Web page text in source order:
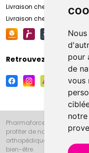
pour
de
vous
Livraison chez vous
Livraison chez votre
Retrouvez-nous sur
Pharmaforce.fr et la
profiter de notre accueil,
orthopédiques,
bien-être.